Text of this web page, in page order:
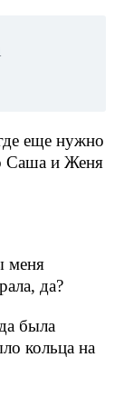
еще нужно
Саша и Женя
меня
да?
была
кольца на